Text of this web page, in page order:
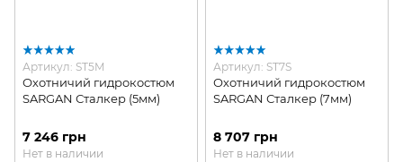
Артикул: ST5M
Охотничий гидрокостюм
SARGAN Сталкер (5мм)
7 246 грн
Нет в наличии
Артикул: ST7S
Охотничий гидрокостюм
SARGAN Сталкер (7мм)
8 707 грн
Нет в наличии